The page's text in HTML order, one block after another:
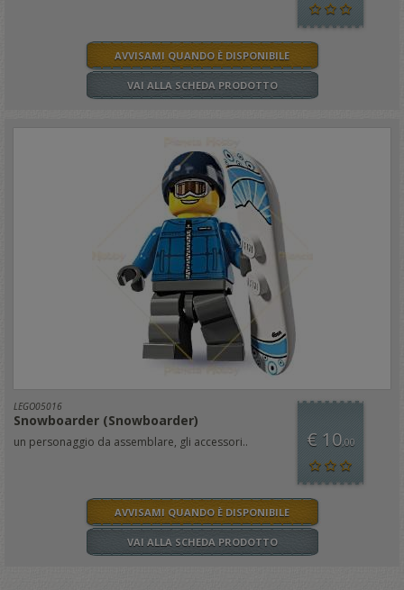
AVVISAMI QUANDO È DISPONIBILE
VAI ALLA SCHEDA PRODOTTO
LEGO05016
Snowboarder (Snowboarder)
un personaggio da assemblare, gli accessori.. € 10,00
AVVISAMI QUANDO È DISPONIBILE
VAI ALLA SCHEDA PRODOTTO